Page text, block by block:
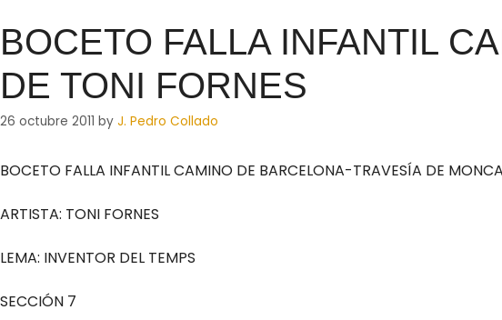
BOCETO FALLA INFANTIL
DE TONI FORNES
26 octubre 2011 by J. Pedro Collado
BOCETO FALLA INFANTIL CAMINO DE BARCELONA-TRAVESÍA DE
ARTISTA: TONI FORNES
LEMA: INVENTOR DEL TEMPS
SECCIÓN 7